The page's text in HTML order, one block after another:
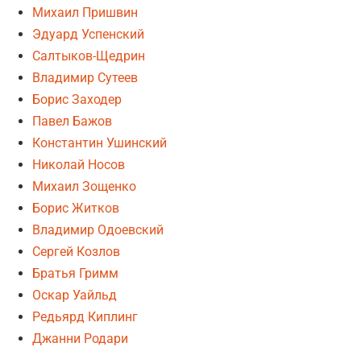
Михаил Пришвин
Эдуард Успенский
Салтыков-Щедрин
Владимир Сутеев
Борис Заходер
Павел Бажов
Константин Ушинский
Николай Носов
Михаил Зощенко
Борис Житков
Владимир Одоевский
Сергей Козлов
Братья Гримм
Оскар Уайльд
Редьярд Киплинг
Джанни Родари